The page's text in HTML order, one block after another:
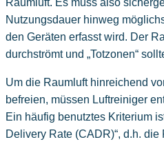
Nutzungsdauer hinweg
den Geräten erfasst wird. Der
durchströmt und „Totzonen“
Um die Raumluft hinreichend
befreien, müssen Luftreiniger
Ein häufig benutztes Kriterium
Delivery Rate (CADR)“, d.h.